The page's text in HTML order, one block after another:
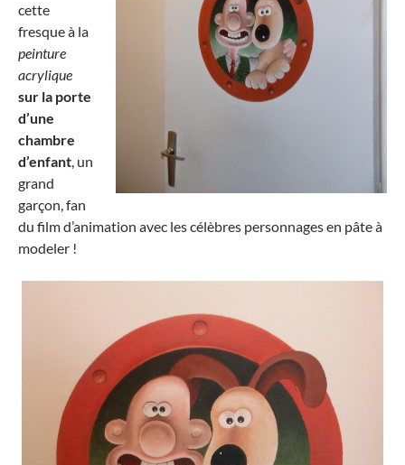
cette
fresque à la
peinture
acrylique
sur la porte
d’une
chambre
d’enfant, un
grand
garçon, fan
du film d’animation avec les célèbres personnages en pâte à
modeler !